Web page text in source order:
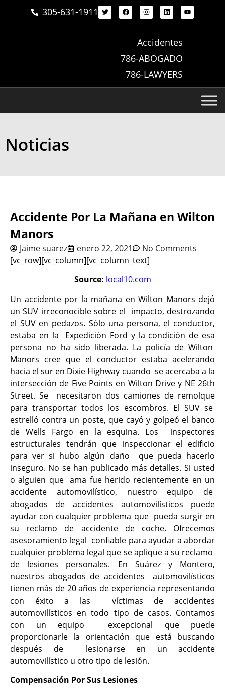
305-631-1911
Accidentes
786-ABOGADO
786-LAWYERS
Noticias
Accidente Por La Mañana en Wilton
Manors
Jaime suarez enero 22, 2021
No Comments
[vc_row][vc_column][vc_column_text]
Source: local10.com
Un accidente por la mañana en Wilton Manors dejó
un SUV irreconocible sobre el impacto, destrozando
el SUV en pedazos. Sólo una persona, el conductor,
estaba en la Expedición Ford y la condición de esa
persona no ha sido liberada. La policía de Wilton
Manors cree que el conductor estaba acelerando
hacia el sur en Dixie Highway cuando se acercaba a la
intersección de Five Points en Wilton Drive y NE 26th
Street. Se necesitaron dos camiones de remolque
para transportar todos los escombros. El SUV se
estrelló contra un poste, que cayó y golpeó el banco
de Wells Fargo en la esquina. Los inspectores
estructurales tendrán que inspeccionar el edificio
para ver si hubo algún daño que pueda hacerlo
inseguro. No se han publicado más detalles. Si usted
o alguien que ama fue herido recientemente en un
accidente automovilístico, nuestro equipo de
abogados de accidentes automovilísticos puede
ayudar con cualquier problema que pueda surgir en
su reclamo de accidente de coche. Ofrecemos
asesoramiento legal confiable para ayudar a abordar
cualquier problema legal que se aplique a su reclamo
de lesiones personales. En Suárez y Montero,
nuestros abogados de accidentes automovilísticos
tienen más de 20 años de experiencia representando
con éxito a las víctimas de accidentes
automovilísticos en todo tipo de casos. Contamos
con un equipo excepcional que puede
proporcionarle la orientación que está buscando
después de lesionarse en un accidente
automovilístico u otro tipo de lesión.
Compensación Por Sus Lesiones